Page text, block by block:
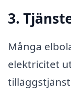
3.
Många
elektricitet